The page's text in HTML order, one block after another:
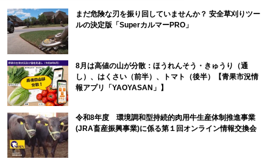
まだ危険な刃を振り回していませんか？ 安全草刈りツー
ルの決定版「SuperカルマーPRO」
8月は高値の山が分散：ほうれんそう・きゅうり（通
し）、はくさい（前半）、トマト（後半）【青果市況情
報アプリ「YAOYASAN」】
令和8年度 環境調和型持続的肉用牛生産体制推進事業
(JRA畜産振興事業)に係る第１回オンライン情報交換会